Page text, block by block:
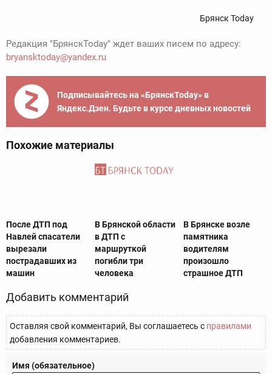
Брянск Today
Редакция "БрянскToday" ждет ваших писем по адресу:
bryansktoday@yandex.ru
Подписывайтесь на «БрянскToday» в
Яндекс.Дзен. Будьте в курсе дневных новостей
Похожие материалы
После ДТП под
Навлей спасатели
вырезали
пострадавших из
машин
В Брянской области
в ДТП с
маршруткой
погибли три
человека
В Брянске возле
памятника
водителям
произошло
страшное ДТП
Добавить комментарий
Оставляя свой комментарий, Вы соглашаетесь с правилами
добавления комментариев.
Имя (обязательное)